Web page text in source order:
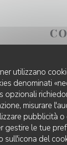
utilizzano
denominati
opzionali
misurare
pubblicità
gestire le tue
sull'icona del